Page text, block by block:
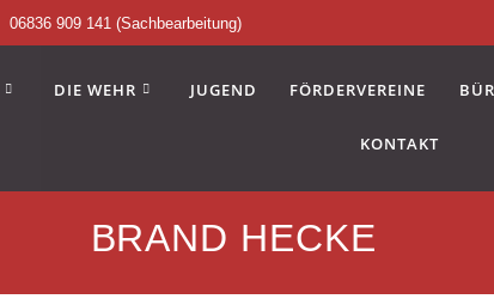
06836 909 141 (Sachbearbeitung)
DIE WEHR JUGEND FÖRDERVEREINE
KONTAKT
BRAND HECKE